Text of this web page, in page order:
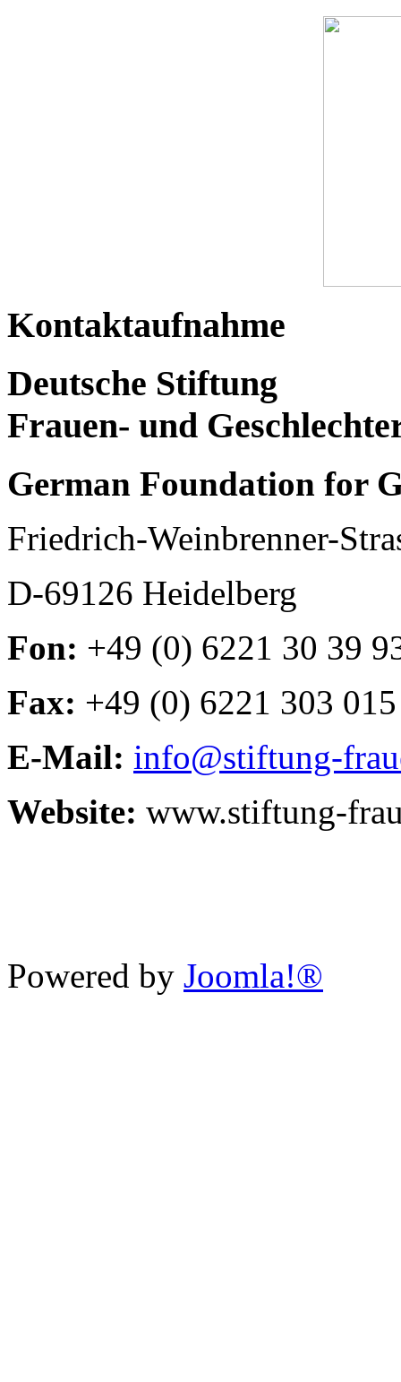
Kontaktaufnahme
Deutsche Stiftung
Frauen- und
German Foundation for
Friedrich-Weinbrenner-
D-69126 Heidelberg
Fon: +49 (0) 6221 30 39
Fax: +49 (0) 6221 303 015
E-Mail: info@stiftung-
Website: www.stiftung-
Powered by Joomla!®